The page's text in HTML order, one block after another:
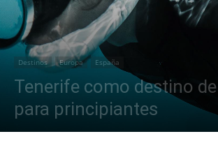
Destinos Europa España
Tenerife como destino
para principiantes